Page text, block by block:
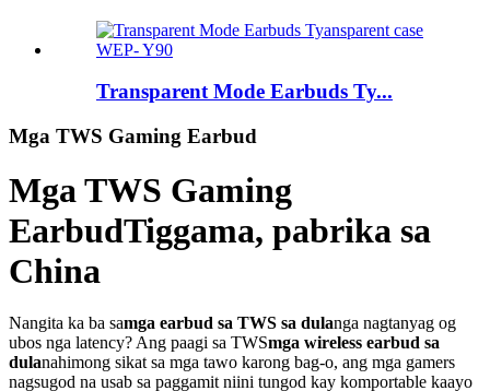
Transparent Mode Earbuds Ty...
Mga TWS Gaming Earbud
Mga TWS Gaming
EarbudTiggama, pabrika sa
China
Nangita ka ba samga earbud sa TWS sa dulanga nagtanyag og
ubos nga latency? Ang paagi sa TWSmga wireless earbud sa
dulanahimong sikat sa mga tawo karong bag-o, ang mga gamers
nagsugod na usab sa paggamit niini tungod kay komportable kaayo